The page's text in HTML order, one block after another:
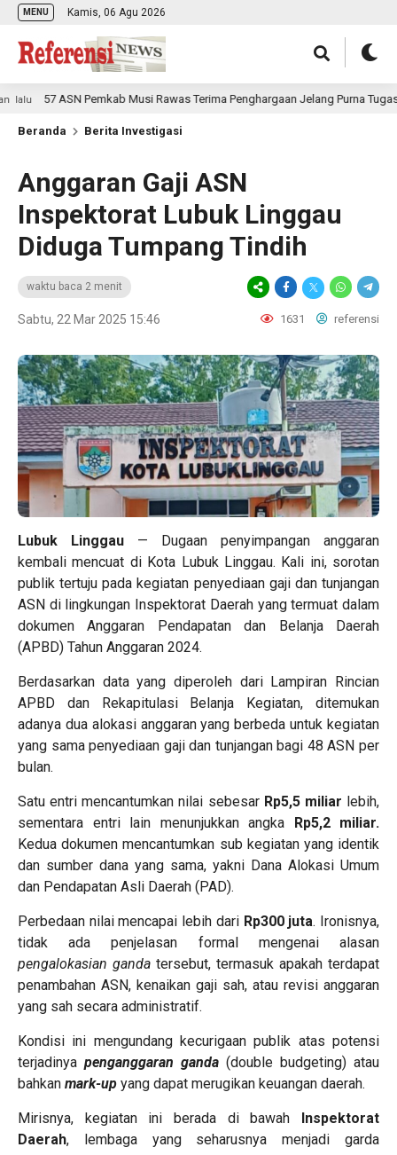
MENU Kamis, 06 Agu 2026
57 ASN Pemkab Musi Rawas Terima Penghargaan Jelang Purna Tugas
Beranda Berita Investigasi
Anggaran Gaji ASN
Inspektorat Lubuk Linggau
Diduga Tumpang Tindih
waktu baca 2 menit
Sabtu, 22 Mar 2025 15:46 1631 referensi
Lubuk Linggau — Dugaan penyimpangan anggaran
kembali mencuat di Kota Lubuk Linggau. Kali ini, sorotan
publik tertuju pada kegiatan penyediaan gaji dan tunjangan
ASN di lingkungan Inspektorat Daerah yang termuat dalam
dokumen Anggaran Pendapatan dan Belanja Daerah
(APBD) Tahun Anggaran 2024.
Berdasarkan data yang diperoleh dari Lampiran Rincian
APBD dan Rekapitulasi Belanja Kegiatan, ditemukan
adanya dua alokasi anggaran yang berbeda untuk kegiatan
yang sama penyediaan gaji dan tunjangan bagi 48 ASN per
bulan.
Satu entri mencantumkan nilai sebesar Rp5,5 miliar lebih,
sementara entri lain menunjukkan angka
Rp5,2 miliar.
Kedua dokumen mencantumkan sub kegiatan yang identik
dan sumber dana yang sama, yakni Dana Alokasi Umum
dan Pendapatan Asli Daerah (PAD).
Perbedaan nilai mencapai lebih dari Rp300 juta. Ironisnya,
tidak ada penjelasan formal mengenai alasan
pengalokasian ganda tersebut, termasuk apakah terdapat
penambahan ASN, kenaikan gaji sah, atau revisi anggaran
yang sah secara administratif.
Kondisi ini mengundang kecurigaan publik atas potensi
terjadinya penganggaran ganda (double budgeting) atau
bahkan mark-up yang dapat merugikan keuangan daerah.
Mirisnya, kegiatan ini berada di bawah
Inspektorat
Daerah, lembaga yang seharusnya menjadi garda